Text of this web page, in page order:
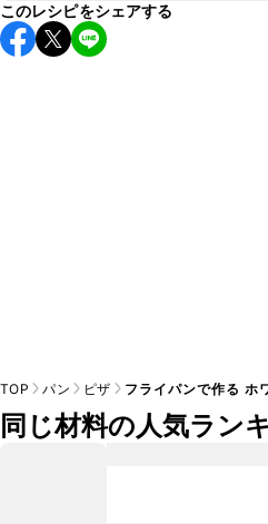
保存期間は冷蔵で当日中が目安
し上がりください。
このレシピをシェアする
TOP パン ピザ フライパンで作る ホ
同じ材料の人気ラン